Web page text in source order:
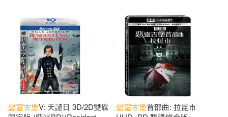
惡靈古堡V: 天譴日 3D/2D雙碟
惡靈古堡首部曲: 拉昆市